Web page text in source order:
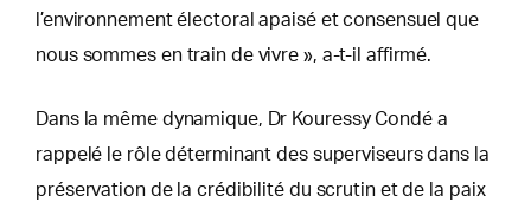
l’environnement électoral apaisé et consensuel que
nous sommes en train de vivre », a-t-il affirmé.
Dans la même dynamique, Dr Kouressy Condé a
rappelé le rôle déterminant des superviseurs dans la
préservation de la crédibilité du scrutin et de la paix